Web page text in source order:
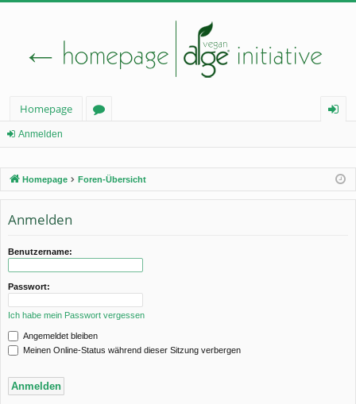
Homepage
el
Anmelden
Homepage Foren-Übersicht
Anmelden
Benutzername:
Passwort:
Ich habe mein Passwort vergessen
Angemeldet bleiben
Meinen Online-Status während dieser Sitzung verbergen